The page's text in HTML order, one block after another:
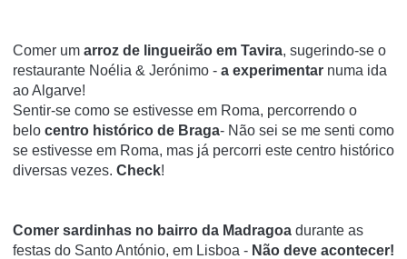
Comer um arroz de lingueirão em Tavira, sugerindo-se o
restaurante Noélia & Jerónimo - a experimentar numa ida
ao Algarve!
Sentir-se como se estivesse em Roma, percorrendo o
belo centro histórico de Braga- Não sei se me senti como
se estivesse em Roma, mas já percorri este centro histórico
diversas vezes. Check!
Comer sardinhas no bairro da Madragoa durante as
festas do Santo António, em Lisboa - Não deve acontecer!